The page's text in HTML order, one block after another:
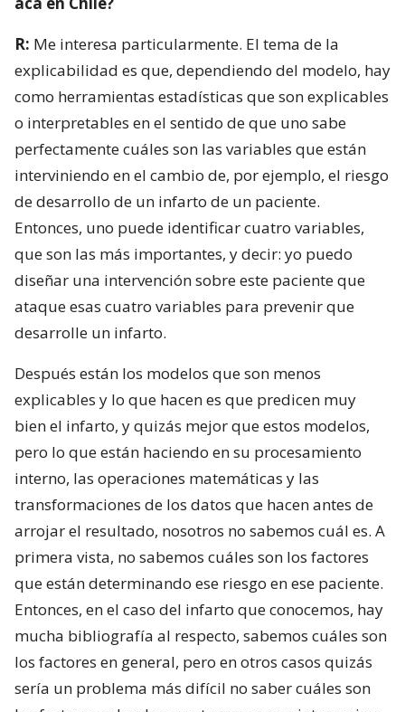
R: Me interesa particularmente. El tema de la
explicabilidad es que, dependiendo del modelo, hay
como herramientas estadísticas que son explicables
o interpretables en el sentido de que uno sabe
perfectamente cuáles son las variables que están
interviniendo en el cambio de, por ejemplo, el riesgo
de desarrollo de un infarto de un paciente.
Entonces, uno puede identificar cuatro variables,
que son las más importantes, y decir: yo puedo
diseñar una intervención sobre este paciente que
ataque esas cuatro variables para prevenir que
desarrolle un infarto.
Después están los modelos que son menos
explicables y lo que hacen es que predicen muy
bien el infarto, y quizás mejor que estos modelos,
pero lo que están haciendo en su procesamiento
interno, las operaciones matemáticas y las
transformaciones de los datos que hacen antes de
arrojar el resultado, nosotros no sabemos cuál es. A
primera vista, no sabemos cuáles son los factores
que están determinando ese riesgo en ese paciente.
Entonces, en el caso del infarto que conocemos, hay
mucha bibliografía al respecto, sabemos cuáles son
los factores en general, pero en otros casos quizás
sería un problema más difícil no saber cuáles son